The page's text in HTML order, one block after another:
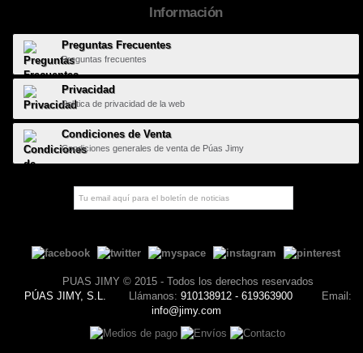
Información
Preguntas Frecuentes
Preguntas frecuentes
Privacidad
Política de privacidad de la web
Condiciones de Venta
Condiciones generales de venta de Púas Jimy
PUAS JIMY © 2015 - Todos los derechos reservados
PÚAS JIMY, S.L.
Llámanos: 910138912 - 619363900
Email:
info@jimy.com